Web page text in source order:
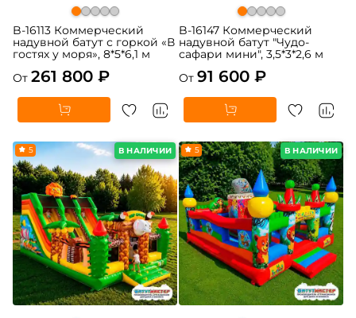
B-16113 Коммерческий
надувной батут с горкой «В
гостях у моря», 8*5*6,1 м
От 261 800 ₽
B-16147 Коммерческий
надувной батут "Чудо-
сафари мини", 3,5*3*2,6 м
От 91 600 ₽
В НАЛИЧИИ
5 В НАЛИЧИИ
5